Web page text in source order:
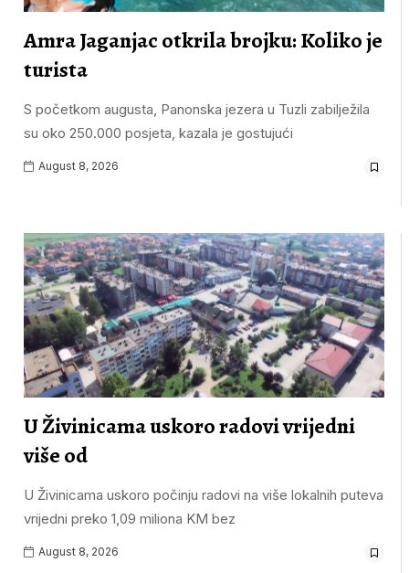
Amra Jaganjac otkrila brojku: Koliko je
turista
S početkom augusta, Panonska jezera u Tuzli zabilježila
su oko 250.000 posjeta, kazala je gostujući
August 8, 2026
U Živinicama uskoro radovi vrijedni
više od
U Živinicama uskoro počinju radovi na više lokalnih puteva
vrijedni preko 1,09 miliona KM bez
August 8, 2026